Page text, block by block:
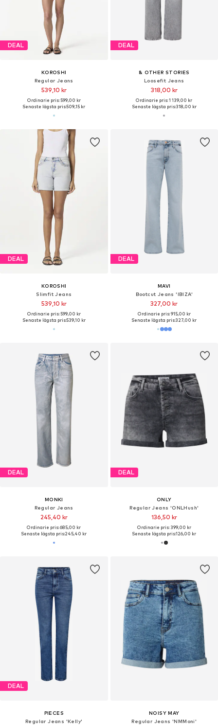
DEAL
KOROSHI
Regular Jeans
539,10 kr
Ordinarie pris: 599,00 kr
Senaste lägsta pris:509,15 kr
DEAL
& OTHER STORIES
Loosefit Jeans
318,00 kr
Ordinarie pris: 1 139,00 kr
Senaste lägsta pris:318,00 kr
DEAL
KOROSHI
Slimfit Jeans
539,10 kr
Ordinarie pris: 599,00 kr
Senaste lägsta pris:539,10 kr
DEAL
MAVI
Bootcut Jeans 'IBIZA'
327,00 kr
Ordinarie pris: 915,00 kr
Senaste lägsta pris:327,00 kr
DEAL
MONKI
Regular Jeans
245,40 kr
Ordinarie pris: 685,00 kr
Senaste lägsta pris:245,40 kr
DEAL
ONLY
Regular Jeans 'ONLHush'
136,50 kr
Ordinarie pris: 399,00 kr
Senaste lägsta pris:126,00 kr
DEAL
PIECES
Regular Jeans 'Kelly'
NOISY MAY
Regular Jeans 'NMMoni'